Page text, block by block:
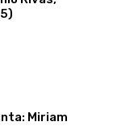
Miriam